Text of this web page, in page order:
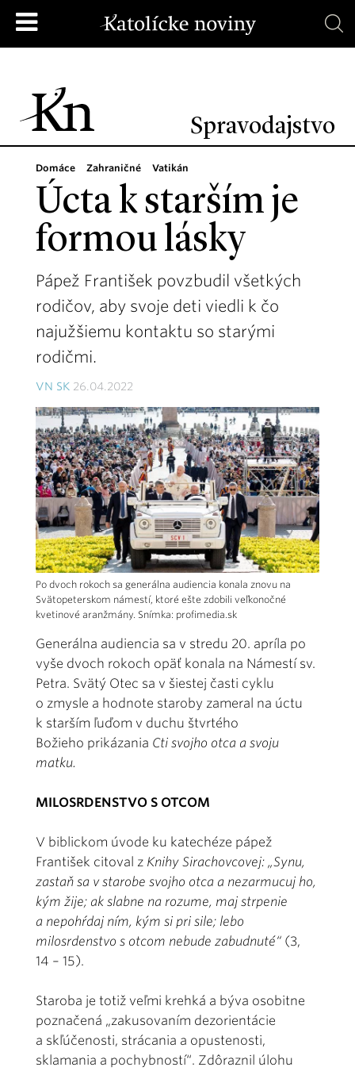
Spravodajstvo
Domáce Zahraničné Vatikán
Úcta k starším je
formou lásky
Pápež František povzbudil všetkých
rodičov, aby svoje deti viedli k čo
najužšiemu kontaktu so starými
rodičmi.
VN SK 26.04.2022
Po dvoch rokoch sa generálna audiencia konala znovu na
Svätopeterskom námestí, ktoré ešte zdobili veľkonočné
kvetinové aranžmány. Snímka: profimedia.sk
Generálna audiencia sa v stredu 20. apríla po
vyše dvoch rokoch opäť konala na Námestí sv.
Petra. Svätý Otec sa v šiestej časti cyklu
o zmysle a hodnote staroby zameral na úctu
k starším ľuďom v duchu štvrtého
Božieho prikázania Cti svojho otca a svoju
matku.
MILOSRDENSTVO S OTCOM
V biblickom úvode ku katechéze pápež
František citoval z Knihy Sirachovcovej: „Synu,
zastaň sa v starobe svojho otca a nezarmucuj ho,
kým žije; ak slabne na rozume, maj strpenie
a nepohŕdaj ním, kým si pri sile; lebo
milosrdenstvo s otcom nebude zabudnuté“ (3,
14 – 15).
Staroba je totiž veľmi krehká a býva osobitne
poznačená „zakusovaním dezorientácie
a skľúčenosti, strácania a opustenosti,
sklamania a pochybností“. Zdôraznil úlohu